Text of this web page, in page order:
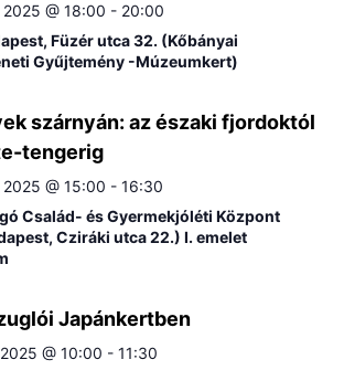
2025 @ 18:00 - 20:00
Füzér utca 32. (Kőbányai
Gyűjtemény -Múzeumkert)
szárnyán: az északi fjordoktól
tengerig
2025 @ 15:00 - 16:30
Család- és Gyermekjóléti Központ
Cziráki utca 22.) I. emelet
Japánkertben
@ 10:00 - 11:30